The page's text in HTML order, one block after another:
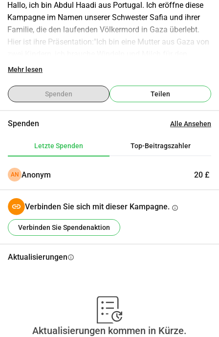
Hallo, ich bin Abdul Haadi aus Portugal. Ich eröffne diese
Kampagne im Namen unserer Schwester Safia und ihrer
Familie, die den laufenden Völkermord in Gaza überlebt.
Hier ist ihre Präsentation:"Ich bin eine Mutter aus Gaza von
Jungen, und das Mädchen braucht etwas zu essen gegen
Dach über dem Kopf bieten, und wir sind in Zelten
vertrieben, und es gibt kein Geld, um etwas zu essen,
für Ihre AufmerksamkeitBitte spendenMit freundlichen
Mehr lesen
Spenden Teilen
Spenden Alle Ansehen
Letzte Spenden Top-Beitragszahler
AN Anonym 20 £
Verbinden Sie sich mit dieser Kampagne. info
Verbinden Sie Spendenaktion
Aktualisierungeninfo
Aktualisierungen kommen in Kürze.